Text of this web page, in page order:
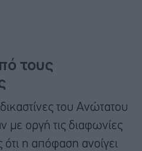
τους
του Ανώτατου
με οργή τις διαφωνίες
η απόφαση ανοίγει